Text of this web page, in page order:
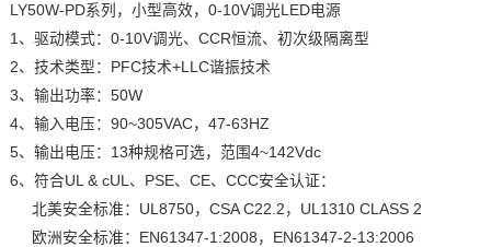
LY50W-PD系列，小型高效，0-10V调光LED电源
1、驱动模式：0-10V调光、CCR恒流、初次级隔离型
2、技术类型：PFC技术+LLC谐振技术
3、输出功率：50W
4、输入电压：90~305VAC，47-63HZ
5、输出电压：13种规格可选，范围4~142Vdc
6、符合UL & cUL、PSE、CE、CCC安全认证：
北美安全标准：UL8750，CSA C22.2，UL1310 CLASS 2
欧洲安全标准：EN61347-1:2008，EN61347-2-13:2006